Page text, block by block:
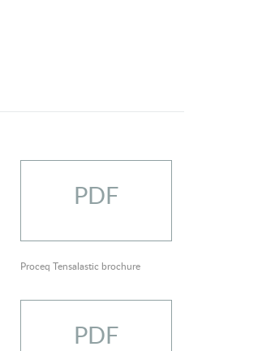
PDF
Proceq Tensalastic brochure
PDF